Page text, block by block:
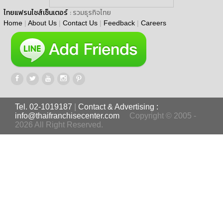
ไทยแฟรนไชส์เซ็นเตอร์ : รวมธุรกิจไทย
Home | About Us | Contact Us | Feedback | Careers
Tel. 02-1019187
Contact & Advertising :
info@thaifranchisecenter.com
Copyright © 2005 -
2026 All Right Reserved.